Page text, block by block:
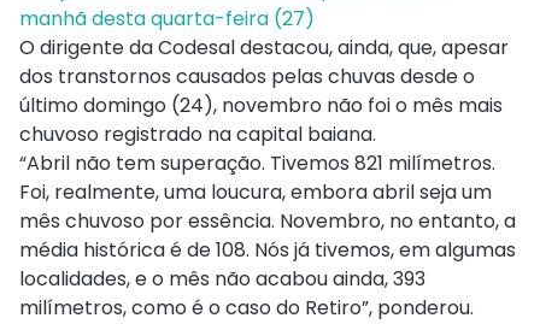
manhã desta quarta-feira (27)
O dirigente da Codesal destacou, ainda, que, apesar
dos transtornos causados pelas chuvas desde o
último domingo (24), novembro não foi o mês mais
chuvoso registrado na capital baiana.
“Abril não tem superação. Tivemos 821 milímetros.
Foi, realmente, uma loucura, embora abril seja um
mês chuvoso por essência. Novembro, no entanto, a
média histórica é de 108. Nós já tivemos, em algumas
localidades, e o mês não acabou ainda, 393
milímetros, como é o caso do Retiro”, ponderou.